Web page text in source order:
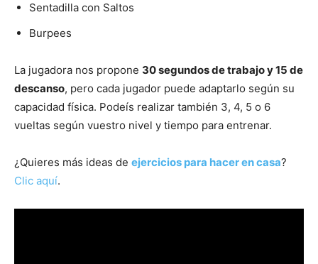
Sentadilla con Saltos
Burpees
La jugadora nos propone 30 segundos de trabajo y 15 de
descanso, pero cada jugador puede adaptarlo según su
capacidad física. Podeís realizar también 3, 4, 5 o 6
vueltas según vuestro nivel y tiempo para entrenar.
¿Quieres más ideas de ejercicios para hacer en casa?
Clic aquí.